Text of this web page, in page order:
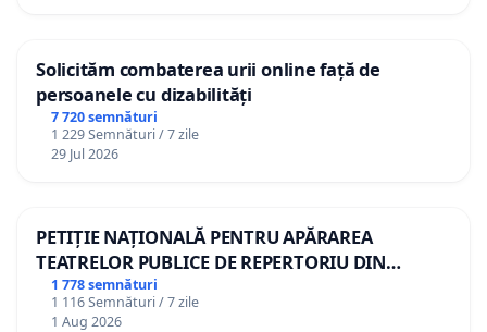
Solicităm combaterea urii online față de
persoanele cu dizabilități
7 720 semnături
1 229 Semnături / 7 zile
29 Jul 2026
PETIȚIE NAȚIONALĂ PENTRU APĂRAREA
TEATRELOR PUBLICE DE REPERTORIU DIN
ROMÂNIA
1 778 semnături
1 116 Semnături / 7 zile
1 Aug 2026